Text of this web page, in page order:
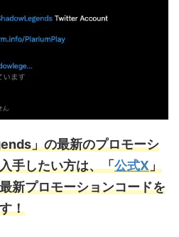
」の最新のプロモーシ
手したい方は、「公式X」
新プロモーションコードを
！